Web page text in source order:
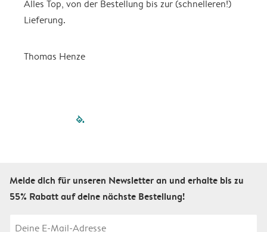
Alles Top, von der Bestellung bis zur (schnelleren!)
Lieferung.
Thomas Henze
filled-pagination
Melde dich für unseren Newsletter an und erhalte bis zu
55% Rabatt auf deine nächste Bestellung!